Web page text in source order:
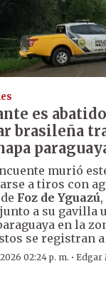
es
brasileña
murió
a tiros con
Foz de Yguazú,
a su gavilla
en la
se registran
02:24 p. m. ·Edgar